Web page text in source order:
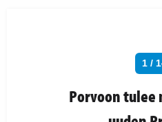
1 /
Porvoon tulee